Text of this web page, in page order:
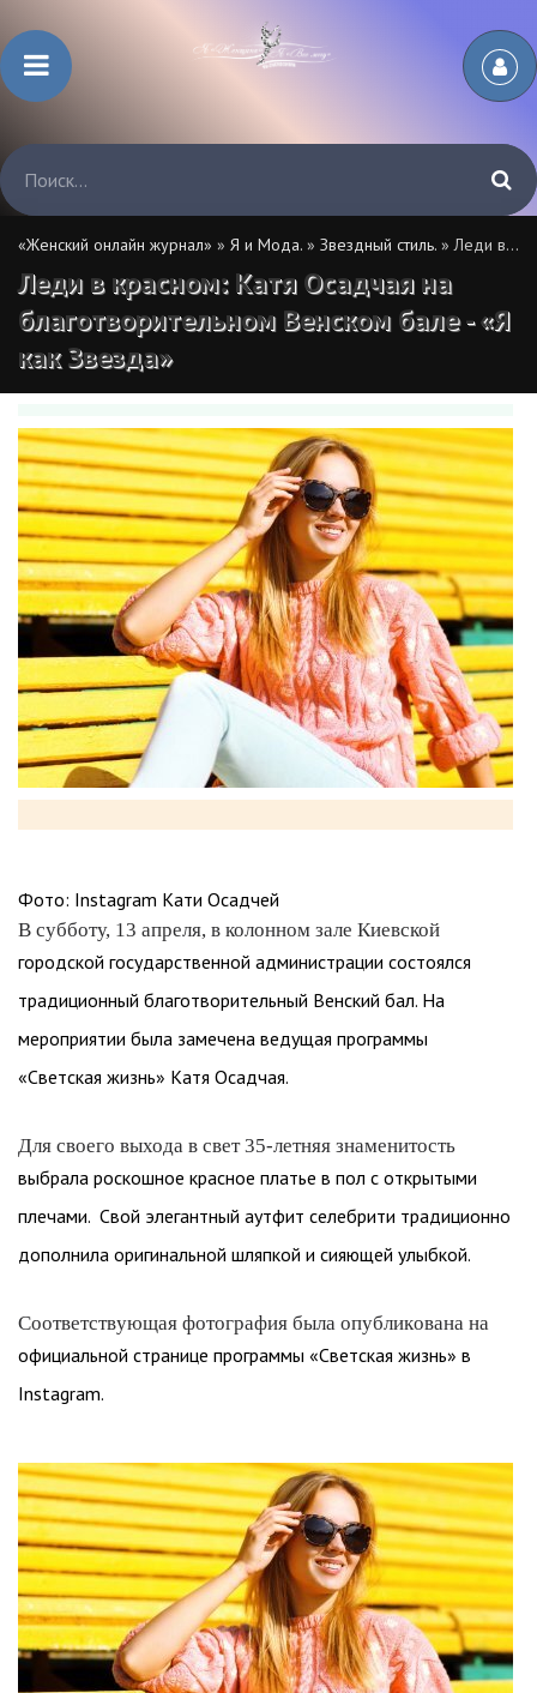
«Женский онлайн журнал» » Я и Мода. » Звездный стиль. » Леди в красном: Катя Осадчая на благотворительном Венском бале - «Я как Звезда»
Леди в красном: Катя Осадчая на
благотворительном Венском бале - «Я
как Звезда»
Фото: Instagram Кати Осадчей
В субботу, 13 апреля, в колонном зале Киевской
городской государственной администрации состоялся
традиционный благотворительный Венский бал. На
мероприятии была замечена ведущая программы
«Светская жизнь» Катя Осадчая.
Для своего выхода в свет 35-летняя знаменитость
выбрала роскошное красное платье в пол с открытыми
плечами. Свой элегантный аутфит селебрити традиционно
дополнила оригинальной шляпкой и сияющей улыбкой.
Соответствующая фотография была опубликована на
официальной странице программы «Светская жизнь» в
Instagram.